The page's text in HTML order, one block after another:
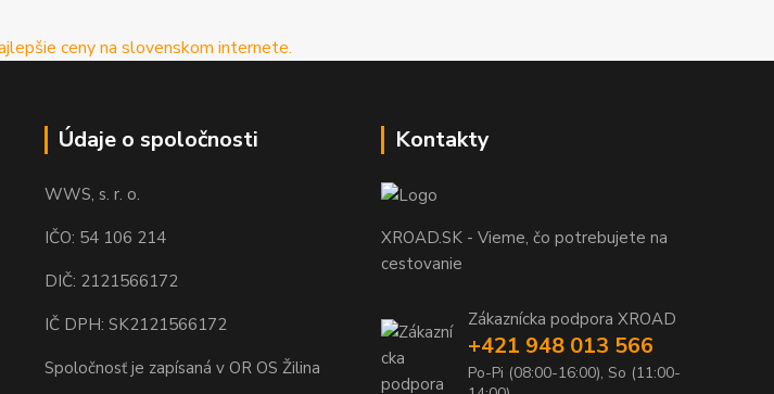
Údaje o spoločnosti
WWS, s. r. o.
IČO: 54 106 214
DIČ: 2121566172
IČ DPH: SK2121566172
Spoločnosť je zapísaná v OR OS Žilina
Kontakty
XROAD.SK - Vieme, čo potrebujete na
cestovanie
Zákaznícka podpora XROAD
+421 948 013 566
Po-Pi (08:00-16:00), So (11:00-